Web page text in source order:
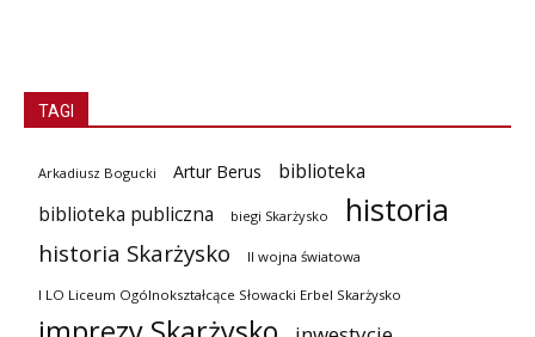
TAGI
Arkadiusz Bogucki Artur Berus
biblioteka
biblioteka publiczna
biegi Skarżysko historia
historia Skarżysko II wojna światowa
I LO Liceum Ogólnokształcące Słowacki Erbel Skarżysko